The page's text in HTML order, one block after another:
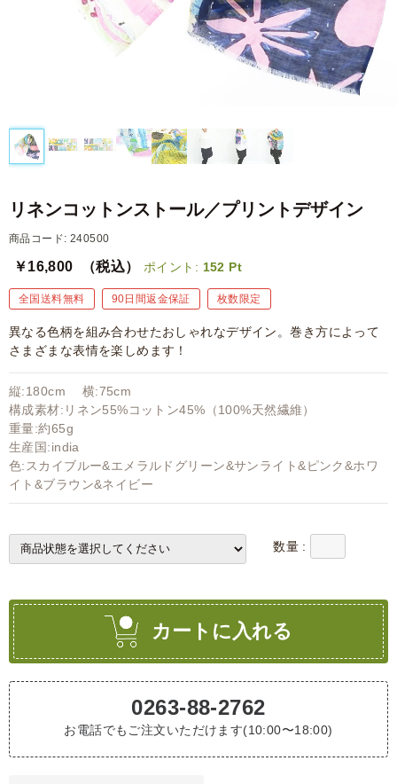
リネンコットンストール／プリントデザイン
商品コード: 240500
￥16,800 （税込） ポイント: 152 Pt
全国送料無料 90日間返金保証 枚数限定
異なる色柄を組み合わせたおしゃれなデザイン。巻き方によって
さまざまな表情を楽しめます！
縦:180cm 横:75cm
構成素材:リネン55%コットン45%（100%天然繊維）
重量:約65g
生産国:india
色:スカイブルー&エメラルドグリーン&サンライト&ピンク&ホワ
イト&ブラウン&ネイビー
数量 :
カートに入れる
0263-88-2762
お電話でもご注文いただけます(10:00〜18:00)